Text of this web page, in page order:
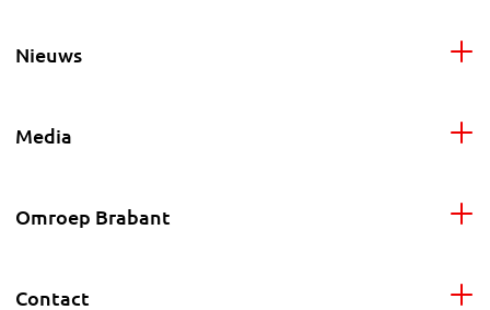
Nieuws
Media
Omroep Brabant
Contact